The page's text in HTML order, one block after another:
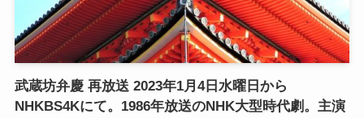
武蔵坊弁慶 再放送 2023年1月4日水曜日から
NHKBS4Kにて。1986年放送のNHK大型時代劇。主演